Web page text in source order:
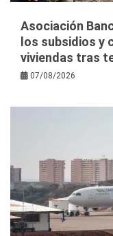
Asociación
los subsidios y
viviendas tras
07/08/2026